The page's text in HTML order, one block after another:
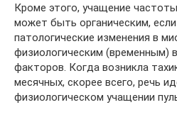
Кроме этого, учащение
может быть органическим,
патологические изменения в
физиологическим (временным)
факторов. Когда возникла
месячных, скорее всего, речь
физиологическом учащении